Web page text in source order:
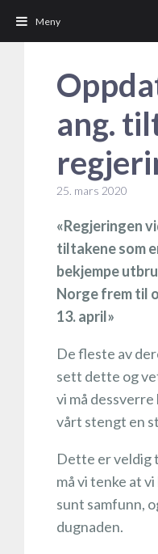
ang.
25. mars 2020
«Regjeringen
tiltakene som
bekjempe
Norge frem til
13. april»
De fleste av
sett dette og
vi må
vårt stengt en
Dette er veldig
må vi tenke at
sunt samfunn,
dugnaden.